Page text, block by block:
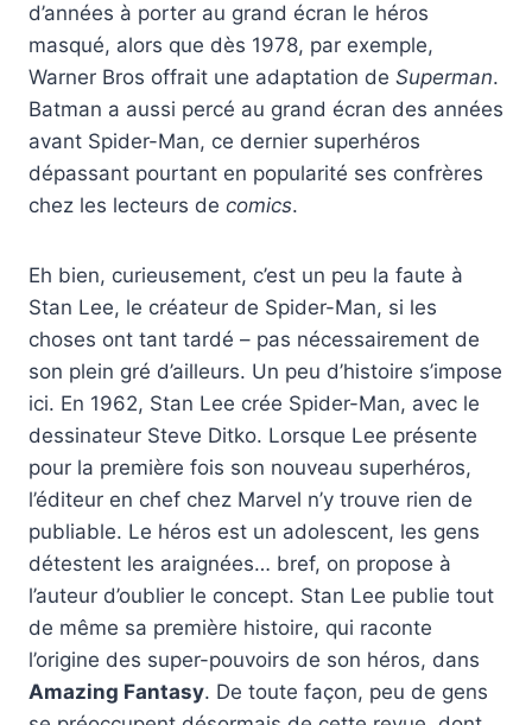
d’années à porter au grand écran le héros
masqué, alors que dès 1978, par exemple,
Warner Bros offrait une adaptation de Superman.
Batman a aussi percé au grand écran des années
avant Spider-Man, ce dernier superhéros
dépassant pourtant en popularité ses confrères
chez les lecteurs de comics.
Eh bien, curieusement, c’est un peu la faute à
Stan Lee, le créateur de Spider-Man, si les
choses ont tant tardé – pas nécessairement de
son plein gré d’ailleurs. Un peu d’histoire s’impose
ici. En 1962, Stan Lee crée Spider-Man, avec le
dessinateur Steve Ditko. Lorsque Lee présente
pour la première fois son nouveau superhéros,
l’éditeur en chef chez Marvel n’y trouve rien de
publiable. Le héros est un adolescent, les gens
détestent les araignées… bref, on propose à
l’auteur d’oublier le concept. Stan Lee publie tout
de même sa première histoire, qui raconte
l’origine des super-pouvoirs de son héros, dans
Amazing Fantasy. De toute façon, peu de gens